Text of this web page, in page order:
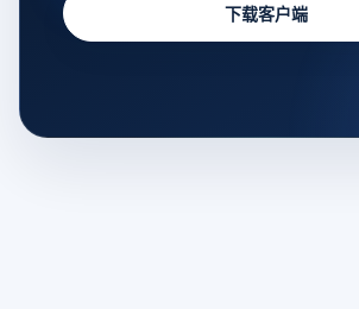
下载客户端